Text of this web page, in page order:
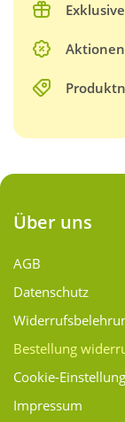
Über uns
AGB
Datenschutz
Bestellung
Cookie-
Impressum